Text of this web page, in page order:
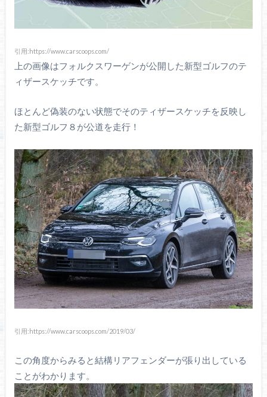
引用:https://www.carscoops.com/
上の画像はフォルクスワーゲンが公開した新型ゴルフのテ
ィザースケッチです。
ほとんど偽装のない状態でそのティザースケッチを反映し
た新型ゴルフ８が公道を走行！
引用:https://www.carscoops.com/2019/03/
この角度からみると結構リアフェンダーが張り出している
ことがわかります。